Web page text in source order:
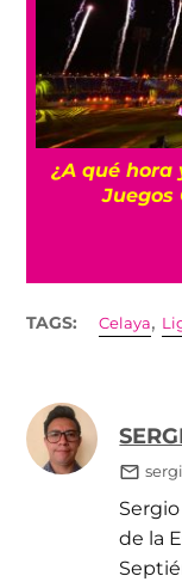
¿A qué hora
Juegos
TAGS: Celaya,
de la